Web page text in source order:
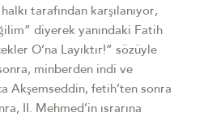
tarafından karşılanıyor,
diyerek yanındaki Fatih
O’na Layıktır!” sözüyle
minberden indi ve
Akşemseddin, fetih’ten sonra
II. Mehmed’in ısrarına